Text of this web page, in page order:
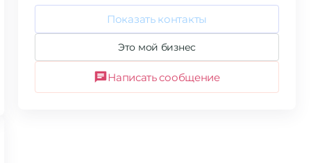
Показать контакты
Это мой бизнес
Написать сообщение